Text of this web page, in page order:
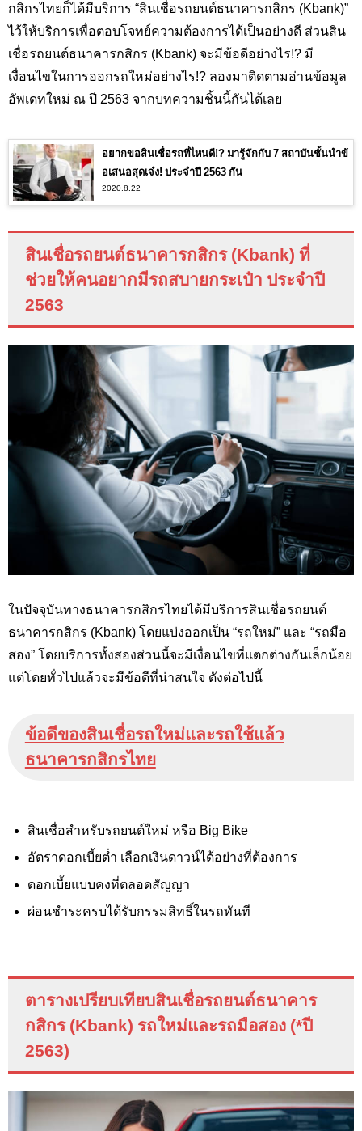
กสิกรไทยก็ได้มีบริการ “สินเชื่อรถยนต์ธนาคารกสิกร (Kbank)”
ไว้ให้บริการเพื่อตอบโจทย์ความต้องการได้เป็นอย่างดี ส่วนสิน
เชื่อรถยนต์ธนาคารกสิกร (Kbank) จะมีข้อดีอย่างไร!? มี
เงื่อนไขในการออกรถใหม่อย่างไร!? ลองมาติดตามอ่านข้อมูล
อัพเดทใหม่ ณ ปี 2563 จากบทความชิ้นนี้กันได้เลย
อยากขอสินเชื่อรถที่ไหนดี!? มารู้จักกับ 7 สถาบันชั้นนำข้
อเสนอสุดเจ๋ง! ประจำปี 2563 กัน
2020.8.22
สินเชื่อรถยนต์ธนาคารกสิกร (Kbank) ที่
ช่วยให้คนอยากมีรถสบายกระเป๋า ประจำปี
2563
ในปัจจุบันทางธนาคารกสิกรไทยได้มีบริการสินเชื่อรถยนต์
ธนาคารกสิกร (Kbank) โดยแบ่งออกเป็น “รถใหม่” และ “รถมือ
สอง” โดยบริการทั้งสองส่วนนี้จะมีเงื่อนไขที่แตกต่างกันเล็กน้อย
แต่โดยทั่วไปแล้วจะมีข้อดีที่น่าสนใจ ดังต่อไปนี้
ข้อดีของสินเชื่อรถใหม่และรถใช้แล้ว
ธนาคารกสิกรไทย
สินเชื่อสำหรับรถยนต์ใหม่ หรือ Big Bike
อัตราดอกเบี้ยต่ำ เลือกเงินดาวน์ได้อย่างที่ต้องการ
ดอกเบี้ยแบบคงที่ตลอดสัญญา
ผ่อนชำระครบได้รับกรรมสิทธิ์ในรถทันที
ตารางเปรียบเทียบสินเชื่อรถยนต์ธนาคาร
กสิกร (Kbank) รถใหม่และรถมือสอง (*ปี
2563)